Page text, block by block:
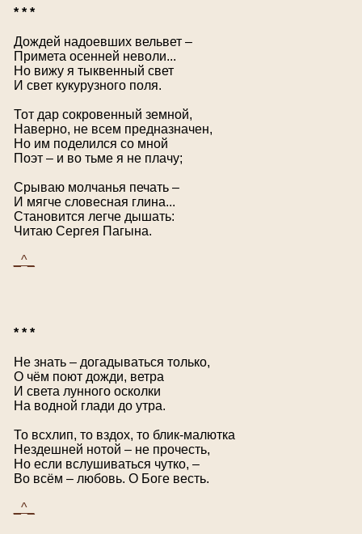
* * *
Дождей надоевших вельвет –
Примета осенней неволи...
Но вижу я тыквенный свет
И свет кукурузного поля.
Тот дар сокровенный земной,
Наверно, не всем предназначен,
Но им поделился со мной
Поэт – и во тьме я не плачу;
Срываю молчанья печать –
И мягче словесная глина...
Становится легче дышать:
Читаю Сергея Пагына.
_^_
* * *
Не знать – догадываться только,
О чём поют дожди, ветра
И света лунного осколки
На водной глади до утра.
То всхлип, то вздох, то блик-малютка
Нездешней нотой – не прочесть,
Но если вслушиваться чутко, –
Во всём – любовь. О Боге весть.
_^_